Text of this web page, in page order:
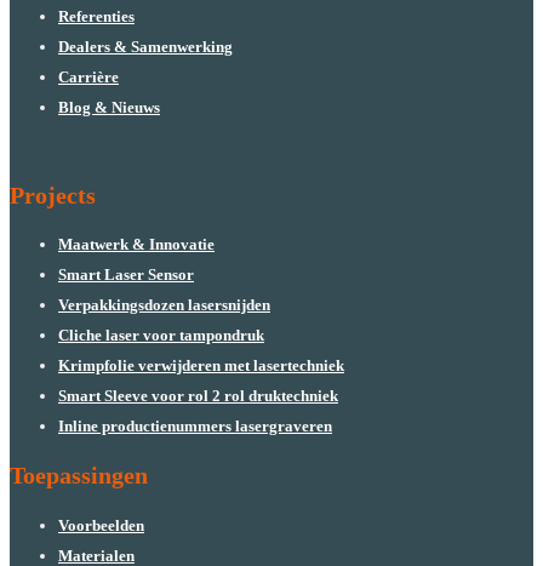
Referenties
Dealers & Samenwerking
Carrière
Blog & Nieuws
Projects
Maatwerk & Innovatie
Smart Laser Sensor
Verpakkingsdozen lasersnijden
Cliche laser voor tampondruk
Krimpfolie verwijderen met lasertechniek
Smart Sleeve voor rol 2 rol druktechniek
Inline productienummers lasergraveren
Toepassingen
Voorbeelden
Materialen